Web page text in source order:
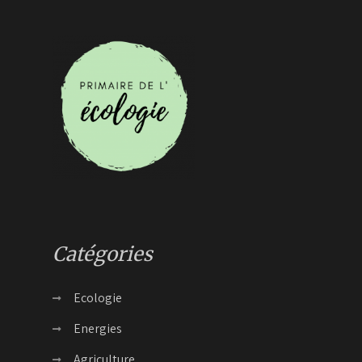
Catégories
Ecologie
Energies